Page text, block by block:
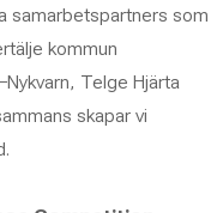
samarbetspartners som
kommun
Telge Hjärta
skapar vi